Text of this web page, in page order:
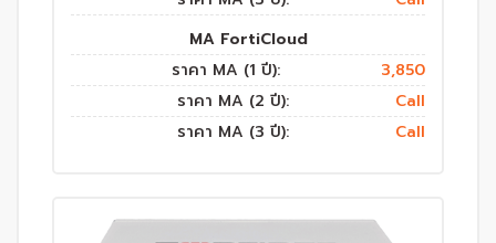
MA FortiCloud
ราคา MA (1 ปี):
3,850
ราคา MA (2 ปี):
Call
ราคา MA (3 ปี):
Call